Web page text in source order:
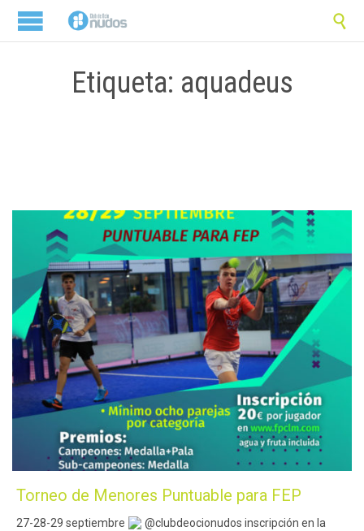

Etiqueta: aquadeus
Torneo de Menores Puntuable para FEP
27-28-29 septiembre
@clubdeocionudos inscripción en la